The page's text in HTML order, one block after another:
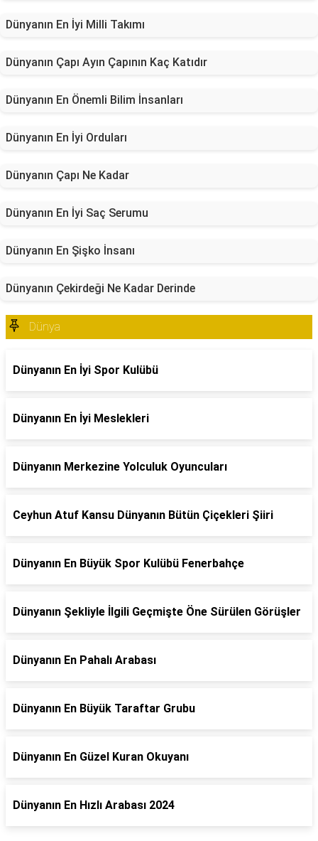
Dünyanın En İyi Milli Takımı
Dünyanın Çapı Ayın Çapının Kaç Katıdır
Dünyanın En Önemli Bilim İnsanları
Dünyanın En İyi Orduları
Dünyanın Çapı Ne Kadar
Dünyanın En İyi Saç Serumu
Dünyanın En Şişko İnsanı
Dünyanın Çekirdeği Ne Kadar Derinde
Dünya
Dünyanın En İyi Spor Kulübü
Dünyanın En İyi Meslekleri
Dünyanın Merkezine Yolculuk Oyuncuları
Ceyhun Atuf Kansu Dünyanın Bütün Çiçekleri Şiiri
Dünyanın En Büyük Spor Kulübü Fenerbahçe
Dünyanın Şekliyle İlgili Geçmişte Öne Sürülen Görüşler
Dünyanın En Pahalı Arabası
Dünyanın En Büyük Taraftar Grubu
Dünyanın En Güzel Kuran Okuyanı
Dünyanın En Hızlı Arabası 2024